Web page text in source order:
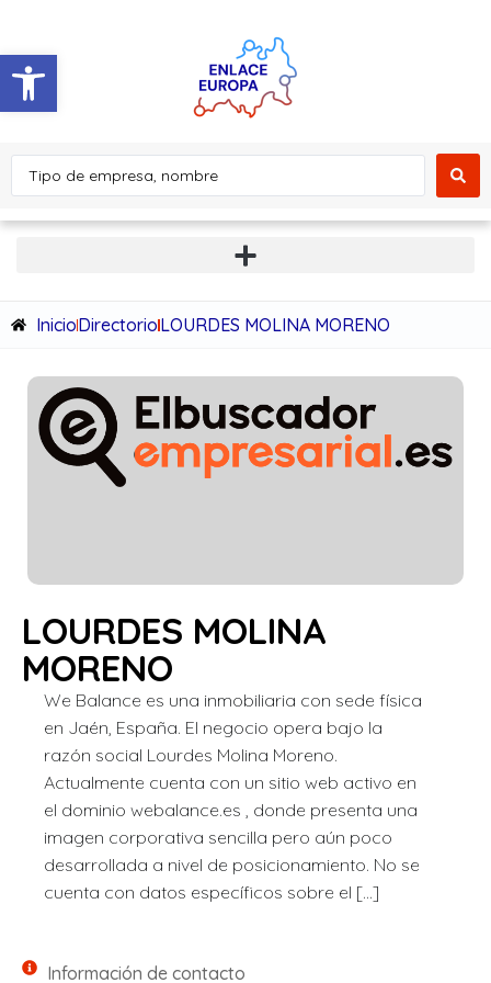
Abrir barra de herramientas
InicioDirectorioLOURDES MOLINA MORENO
LOURDES MOLINA
MORENO
We Balance es una inmobiliaria con sede física
en Jaén, España. El negocio opera bajo la
razón social Lourdes Molina Moreno.
Actualmente cuenta con un sitio web activo en
el dominio webalance.es , donde presenta una
imagen corporativa sencilla pero aún poco
desarrollada a nivel de posicionamiento. No se
cuenta con datos específicos sobre el […]
Información de contacto